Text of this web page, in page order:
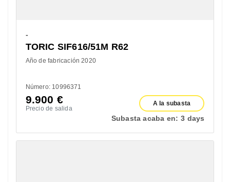
-
TORIC SIF616/51M R62
Año de fabricación 2020
Número: 10996371
9.900 €
Precio de salida
A la subasta
Subasta acaba en: 3 days